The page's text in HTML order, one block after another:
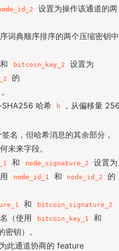
设置为操作该通道的两
词典顺序排序的两个压缩密钥中
和 bitcoin_key_2 设置为
的
。
哈希
h
，从偏移量
名，但哈希消息的其余部分，
未来字段。
和 node_signature_2
设置为
node_id_1 和 node_id_2
的
和 bitcoin_signature_2
（使用 bitcoin_key_1 和
密钥）。
此通道协商的 feature